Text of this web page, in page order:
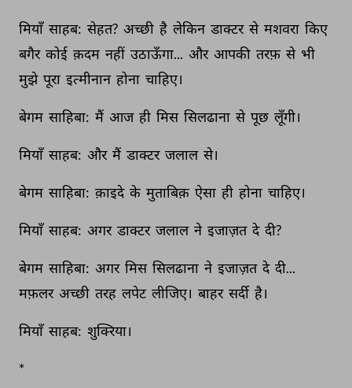
मियाँ साहब: सेहत? अच्छी है लेकिन डाक्टर से मशवरा किए
बगैर कोई क़दम नहीं उठाऊँगा... और आपकी तरफ़ से भी
मुझे पूरा इत्मीनान होना चाहिए।
बेगम साहिबा: मैं आज ही मिस सिलढाना से पूछ लूँगी।
मियाँ साहब: और मैं डाक्टर जलाल से।
बेगम साहिबा: क़ाइदे के मुताबिक़ ऐसा ही होना चाहिए।
मियाँ साहब: अगर डाक्टर जलाल ने इजाज़त दे दी?
बेगम साहिबा: अगर मिस सिलढाना ने इजाज़त दे दी...
मफ़लर अच्छी तरह लपेट लीजिए। बाहर सर्दी है।
मियाँ साहब: शुक्‍रिया।
*